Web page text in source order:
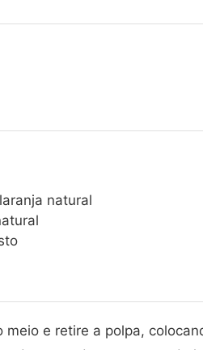
natural
meio e retire a polpa,